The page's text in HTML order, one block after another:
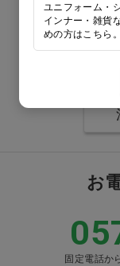
お間
お
固定電話か
ユニフォーム・
インナー・雑貨
めの方はこちら。